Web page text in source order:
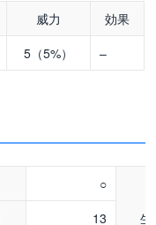
威力
効果
5（5%） –
○
生
13